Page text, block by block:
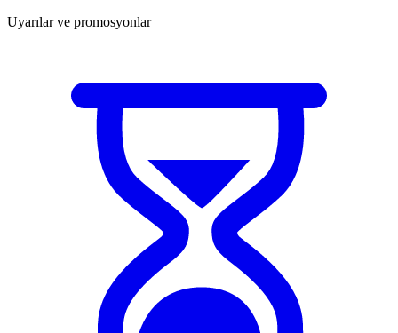
Uyarılar ve promosyonlar